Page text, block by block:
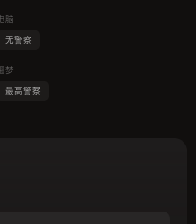
脑
无警察
梦
最高警察